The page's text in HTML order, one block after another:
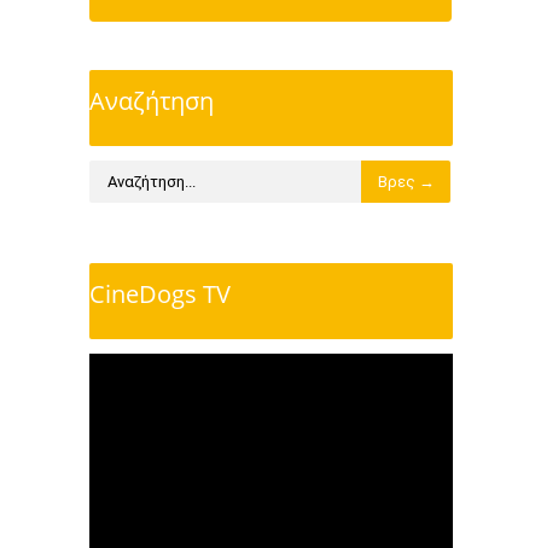
Αναζήτηση
CineDogs TV